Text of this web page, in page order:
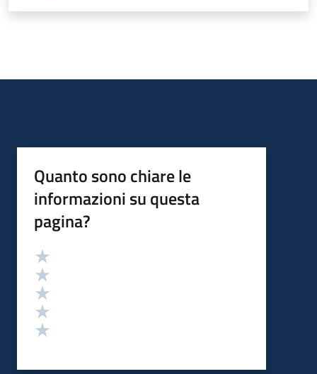
Quanto sono chiare le
informazioni su questa
pagina?
Valutazione